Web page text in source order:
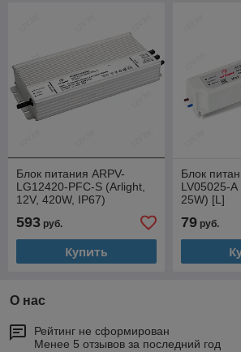
Блок питания ARPV-
LG12420-PFC-S (Arlight,
12V, 420W, IP67)
593 руб.
Купить
Блок
LV05025-A
25W) [L]
79руб.
О нас
Рейтинг не сформирован
Менее 5 отзывов за последний год